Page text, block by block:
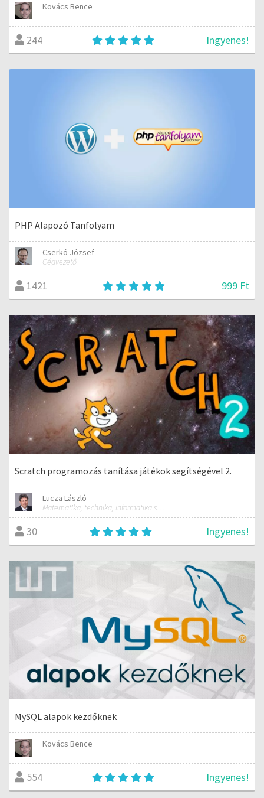
Kovács Bence
244 Ingyenes!
PHP Alapozó Tanfolyam
Cserkó József
Cégvezető
1421 999 Ft
Scratch programozás tanítása játékok segítségével 2.
Lucza László
Matematika, technika, informatika szakos általános iskolai tanár; mentorpedagógus, mestertanár
30 Ingyenes!
MySQL alapok kezdőknek
Kovács Bence
554 Ingyenes!